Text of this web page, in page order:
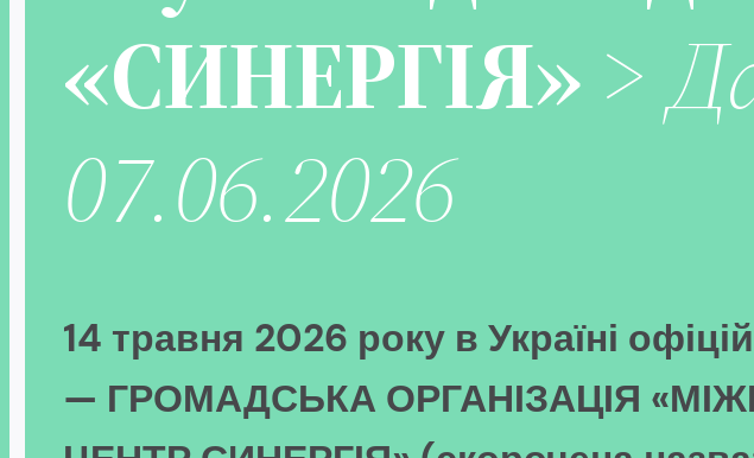
«СИНЕРГІЯ» >
07.06.2026
14 травня 2026 року в Україні
— ГРОМАДСЬКА ОРГАНІЗАЦІЯ